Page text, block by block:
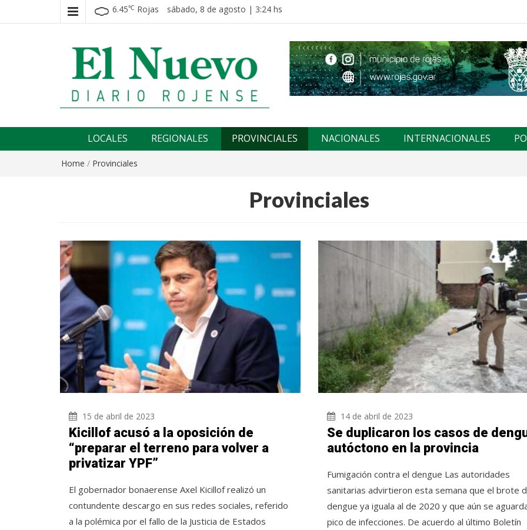
6.45℃ Rojas sábado, 8 de agosto | 3:24 hs
El nuevo rojense
LOCALES REGIONALES PROVINCIALES NACIONALES INTERNACIONALES
Home / Provinciales
Provinciales
15 de abril de 2023
Kicillof acusó a la oposición de
“preparar el terreno para volver a
privatizar YPF”
El gobernador bonaerense Axel Kicillof realizó un
contundente descargo en sus redes sociales, referido
a la polémica por el fallo de la Justicia de Estados
14 de abril de 2023
Se duplicaron los casos de
autóctono en la provincia
Fumigación contra el dengue Las autoridades
sanitarias advirtieron esta semana que el brote
dengue ya iguala al de 2020 y que aún se
pico de infecciones. De acuerdo al último Boletín